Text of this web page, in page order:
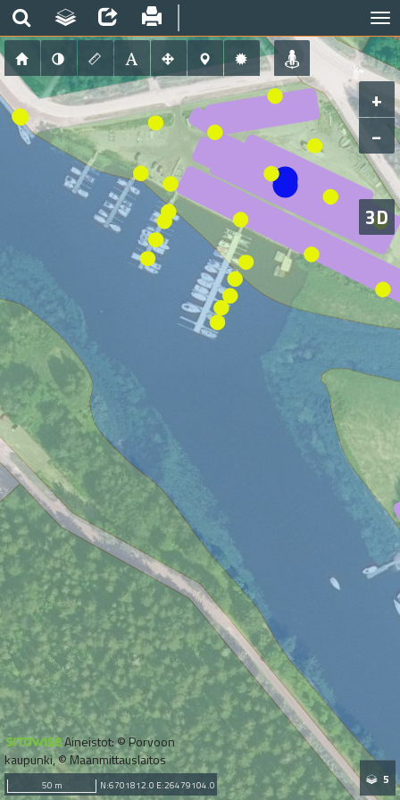
Aineistot: © Porvoon
kaupunki, © Maanmittauslaitos
50 m N:6701812.0 E:26479104.0
+
−
5
3D